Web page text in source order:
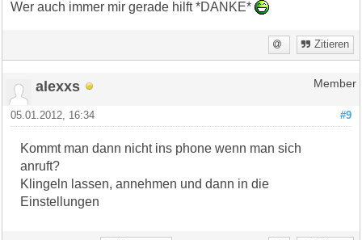
Wer auch immer mir gerade hilft *DANKE*
Zitieren
alexxs Member
#9
05.01.2012, 16:34
Kommt man dann nicht ins phone wenn man sich
anruft?
Klingeln lassen, annehmen und dann in die
Einstellungen